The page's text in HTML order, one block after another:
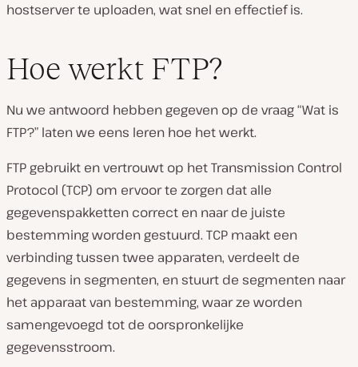
hostserver te uploaden, wat snel en effectief is.
Hoe werkt FTP?
Nu we antwoord hebben gegeven op de vraag “Wat is
FTP?” laten we eens leren hoe het werkt.
FTP gebruikt en vertrouwt op het Transmission Control
Protocol (TCP) om ervoor te zorgen dat alle
gegevenspakketten correct en naar de juiste
bestemming worden gestuurd. TCP maakt een
verbinding tussen twee apparaten, verdeelt de
gegevens in segmenten, en stuurt de segmenten naar
het apparaat van bestemming, waar ze worden
samengevoegd tot de oorspronkelijke
gegevensstroom.